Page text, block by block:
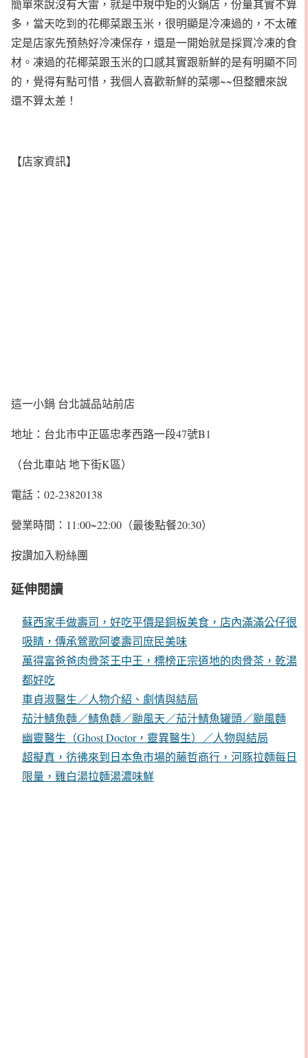
簡單來說沒有大雷，就是中規中矩的火鍋店，份量其實不算
多，當天吃到的花椰菜跟玉米，很明顯是冷凍過的，不太確
定是店家先預熱好冷凍保存，還是一開始就是採買冷凍的食
材。凍過的花椰菜跟玉米的口感其實跟新鮮的是有明顯不同
的，覺得有點可惜，我個人喜歡新鮮的菜哪~~但整體來說
還不算太差！
【店家資訊】
這一小鍋 台北誠品站前店
地址：台北市中正區忠孝西路一段47號B1
（台北車站 地下街K區）
電話：02-23820138
營業時間：11:00~22:00（最後點餐20:30）
按讚加入粉絲團
延伸閱讀
蘇西家手做壽司，好吃平價是銅板美食，店內滿滿公仔很
吸睛，傳承鶯歌阿婆壽司庶民美味
萬得富爸爸肉骨茶王中王，標榜正宗道地的肉骨茶，乾湯
都好吃
車貞淑醫生／人物介紹、劇情與結局
茄汁鯖魚麵／鯖魚麵／颱風天／茄汁鯖魚罐頭／颱風麵
幽靈醫生（Ghost Doctor，靈異醫生）／人物與結局
超擬真，彷彿來到日本魚市場的藤哲商行，河豚拉麵每日
限量，雞白湯拉麵湯濃味鮮